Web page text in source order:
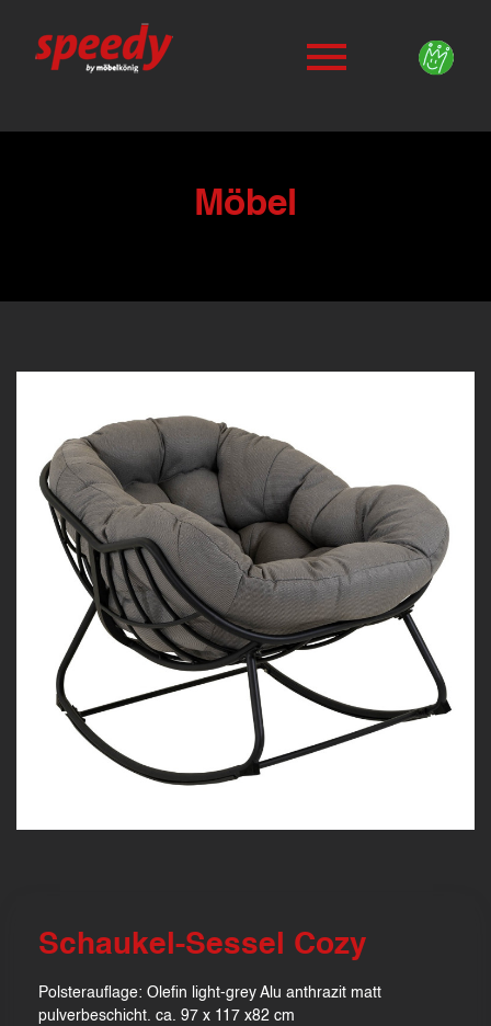
Möbel
Schaukel-Sessel Cozy
Polsterauflage: Olefin light-grey Alu anthrazit matt
pulverbeschicht. ca. 97 x 117 x82 cm